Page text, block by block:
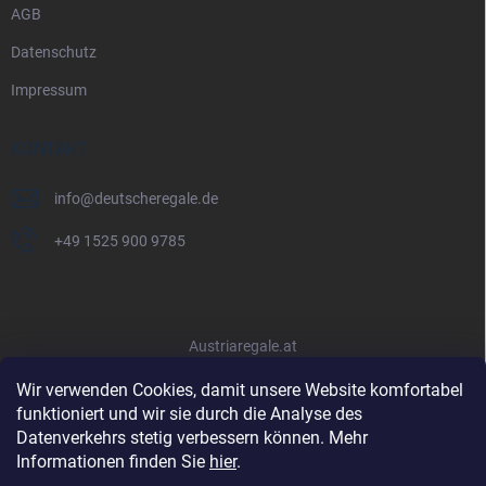
Wir verwenden Cookies, damit unsere Website komfortabel
funktioniert und wir sie durch die Analyse des
Datenverkehrs stetig verbessern können. Mehr
Informationen finden Sie hier.
AGB
Datenschutz
Impressum
KONTAKT
info@deutscheregale.de
+49 1525 900 9785
Austriaregale.at